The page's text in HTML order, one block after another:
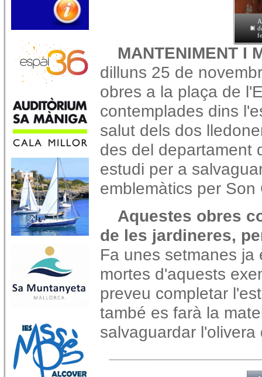
MANTENIMENT I
dilluns 25 de
obres a la plaça de
contemplades dins
salut dels dos
des del departament
estudi per a
emblemàtics per Son
Aquestes obres
de les jardineres,
Fa unes setmanes
mortes d'aquests
preveu completar
també es farà la
salvaguardar